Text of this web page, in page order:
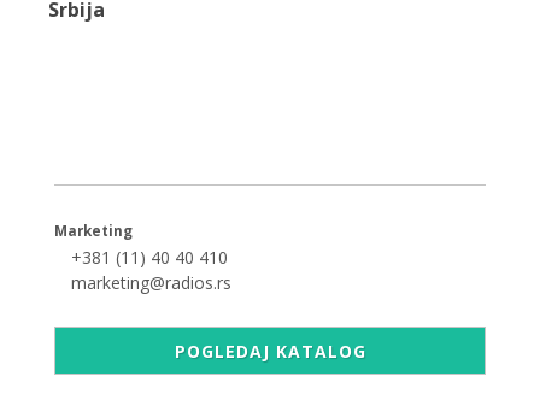
Srbija
Marketing
+381 (11) 40 40 410
marketing@radios.rs
POGLEDAJ KATALOG